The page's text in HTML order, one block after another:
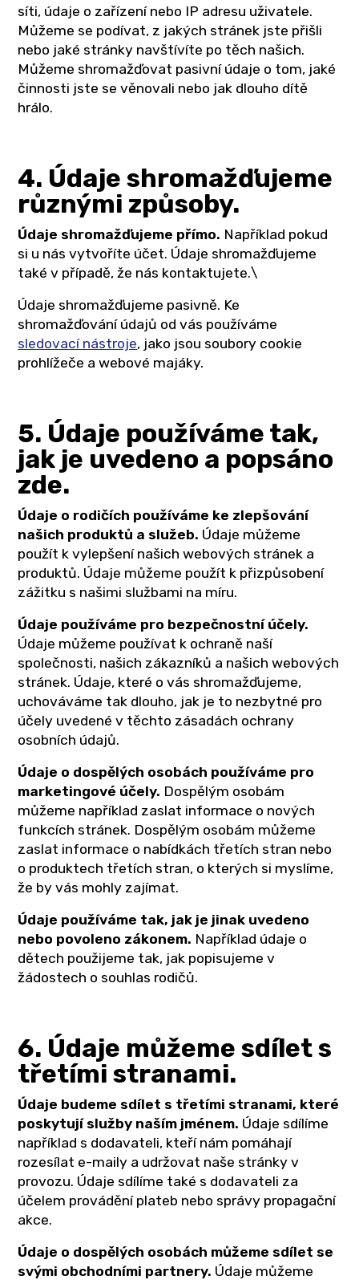
síti, údaje o zařízení nebo IP adresu uživatele.
Můžeme se podívat, z jakých stránek jste přišli
nebo jaké stránky navštívíte po těch našich.
Můžeme shromažďovat pasivní údaje o tom, jaké
činnosti jste se věnovali nebo jak dlouho dítě
hrálo.
4. Údaje shromažďujeme
různými způsoby.
Údaje shromažďujeme přímo. Například pokud
si u nás vytvoříte účet. Údaje shromažďujeme
také v případě, že nás kontaktujete.\
Údaje shromažďujeme pasivně. Ke
shromažďování údajů od vás používáme
sledovací nástroje, jako jsou soubory cookie
prohlížeče a webové majáky.
5. Údaje používáme tak,
jak je uvedeno a popsáno
zde.
Údaje o rodičích používáme ke zlepšování
našich produktů a služeb. Údaje můžeme
použít k vylepšení našich webových stránek a
produktů. Údaje můžeme použít k přizpůsobení
zážitku s našimi službami na míru.
Údaje používáme pro bezpečnostní účely.
Údaje můžeme používat k ochraně naší
společnosti, našich zákazníků a našich webových
stránek. Údaje, které o vás shromažďujeme,
uchováváme tak dlouho, jak je to nezbytné pro
účely uvedené v těchto zásadách ochrany
osobních údajů.
Údaje o dospělých osobách používáme pro
marketingové účely. Dospělým osobám
můžeme například zaslat informace o nových
funkcích stránek. Dospělým osobám můžeme
zaslat informace o nabídkách třetích stran nebo
o produktech třetích stran, o kterých si myslíme,
že by vás mohly zajímat.
Údaje používáme tak, jak je jinak uvedeno
nebo povoleno zákonem. Například údaje o
dětech použijeme tak, jak popisujeme v
žádostech o souhlas rodičů.
6. Údaje můžeme sdílet s
třetími stranami.
Údaje budeme sdílet s třetími stranami, které
poskytují služby naším jménem. Údaje sdílíme
například s dodavateli, kteří nám pomáhají
rozesílat e-maily a udržovat naše stránky v
provozu. Údaje sdílíme také s dodavateli za
účelem provádění plateb nebo správy propagační
akce.
Údaje o dospělých osobách můžeme sdílet se
svými obchodními partnery. Údaje můžeme